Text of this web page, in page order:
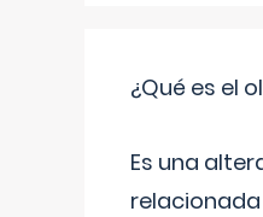
¿Qué es el
Es una